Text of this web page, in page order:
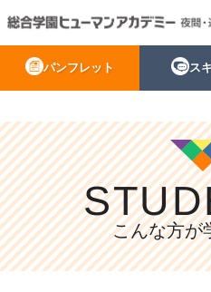
パンフレット ス
こんな方が